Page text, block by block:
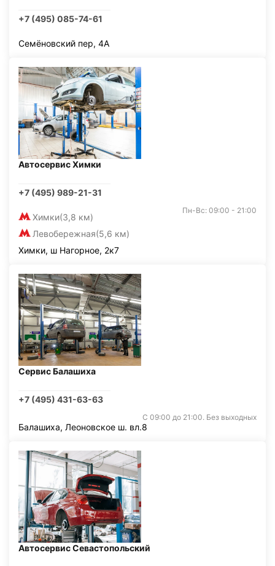
+7 (495) 085-74-61
Семёновский пер, 4А
Автосервис Химки
+7 (495) 989-21-31
Химки(3,8 км)
Левобережная(5,6 км)
Пн-Вс: 09:00 - 21:00
Химки, ш Нагорное, 2к7
Сервис Балашиха
+7 (495) 431-63-63
С 09:00 до 21:00. Без выходных
Балашиха, Леоновское ш. вл.8
Автосервис Севастопольский